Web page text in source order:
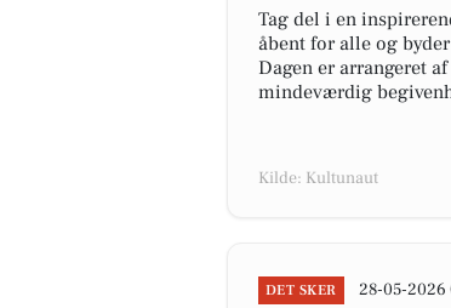
Tag del i en
åbent for alle og
Dagen er arrangeret
mindeværdig
Kilde: Kultunaut
DET SKER 28-05-2026